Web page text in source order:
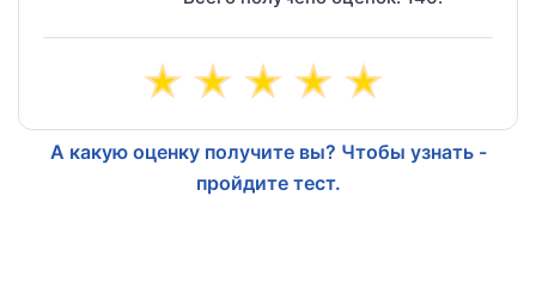
А какую оценку получите вы? Чтобы узнать -
пройдите тест.